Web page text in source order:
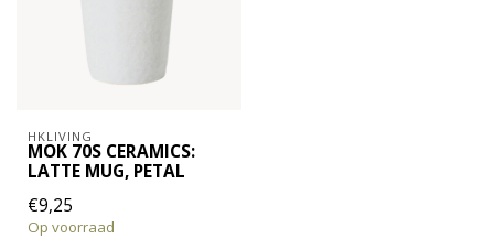
HKLIVING
MOK 70S CERAMICS:
LATTE MUG, PETAL
€9,25
Op voorraad